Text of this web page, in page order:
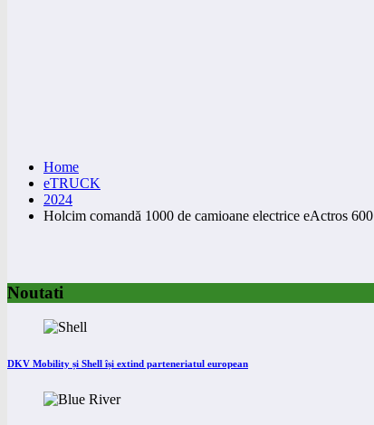
Home
eTRUCK
2024
Holcim comandă 1000 de camioane electrice eActros 600
Noutati
DKV Mobility și Shell își extind parteneriatul european